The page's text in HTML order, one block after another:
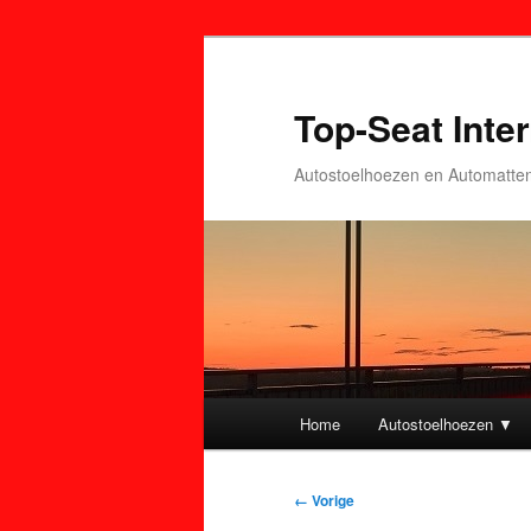
Top-Seat
Autostoelhoezen en
Spring
Spring
Home Autostoelhoezen ▼
Afbeeldingsnavigatie
← Vorige